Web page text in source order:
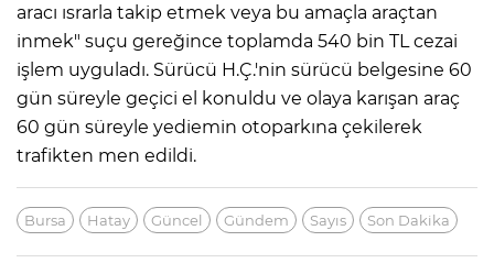
aracı ısrarla takip etmek veya bu amaçla araçtan
inmek" suçu gereğince toplamda 540 bin TL cezai
işlem uyguladı. Sürücü H.Ç.'nin sürücü belgesine 60
gün süreyle geçici el konuldu ve olaya karışan araç
60 gün süreyle yediemin otoparkına çekilerek
trafikten men edildi.
Bursa Hatay Güncel Gündem Sayıs Son Dakika